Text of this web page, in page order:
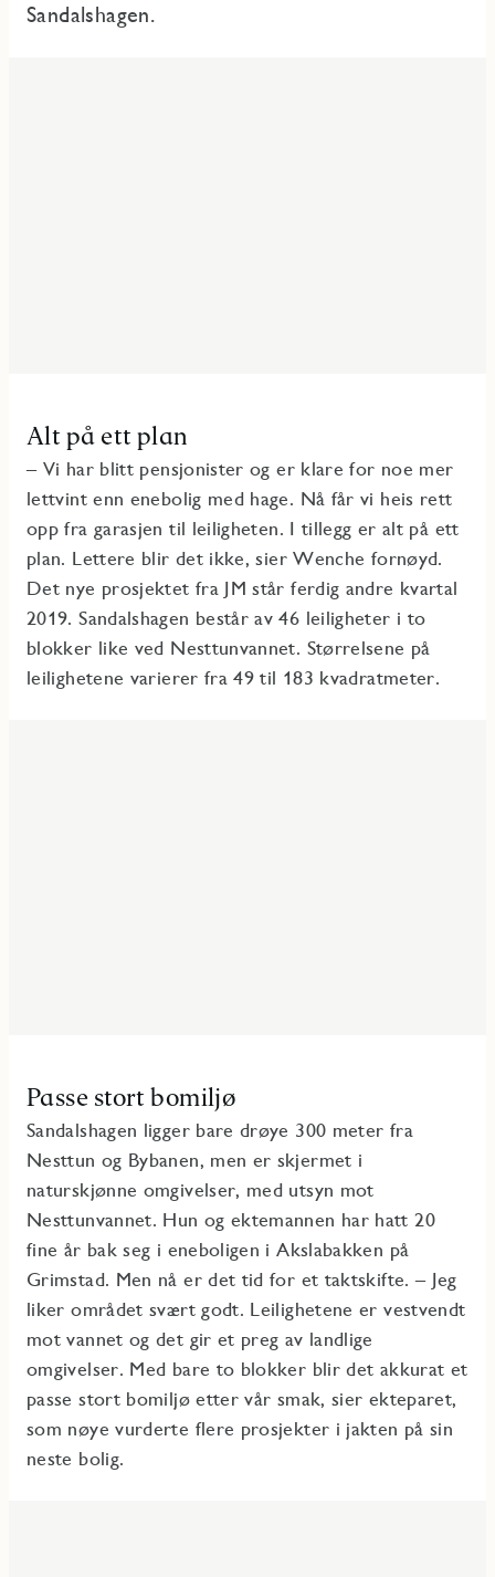
Sandalshagen.
Alt på ett plan
– Vi har blitt pensjonister og er klare for noe mer
lettvint enn enebolig med hage. Nå får vi heis rett
opp fra garasjen til leiligheten. I tillegg er alt på ett
plan. Lettere blir det ikke, sier Wenche fornøyd.
Det nye prosjektet fra JM står ferdig andre kvartal
2019. Sandalshagen består av 46 leiligheter i to
blokker like ved Nesttunvannet. Størrelsene på
leilighetene varierer fra 49 til 183 kvadratmeter.
Passe stort bomiljø
Sandalshagen ligger bare drøye 300 meter fra
Nesttun og Bybanen, men er skjermet i
naturskjønne omgivelser, med utsyn mot
Nesttunvannet. Hun og ektemannen har hatt 20
fine år bak seg i eneboligen i Akslabakken på
Grimstad. Men nå er det tid for et taktskifte. – Jeg
liker området svært godt. Leilighetene er vestvendt
mot vannet og det gir et preg av landlige
omgivelser. Med bare to blokker blir det akkurat et
passe stort bomiljø etter vår smak, sier ekteparet,
som nøye vurderte flere prosjekter i jakten på sin
neste bolig.